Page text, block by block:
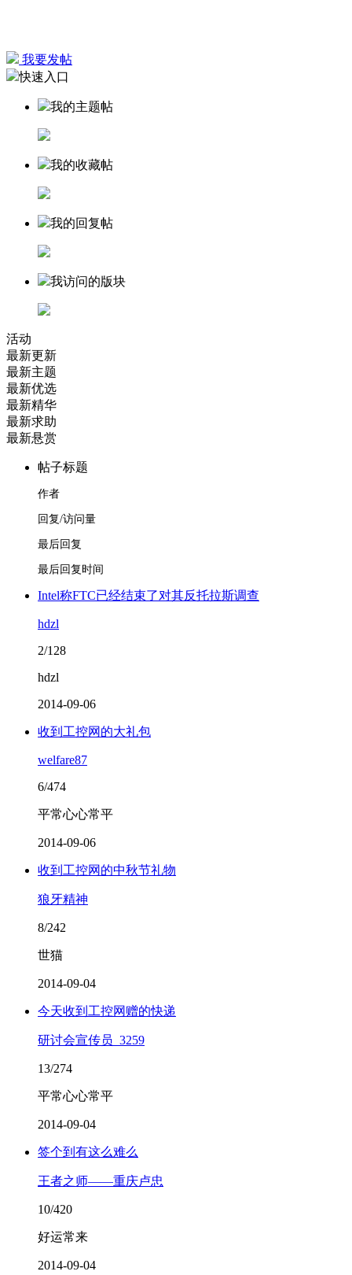
我要发帖
快速入口
我的主题帖
我的收藏帖
我的回复帖
我访问的版块
活动
最新更新
最新主题
最新优选
最新精华
最新求助
最新悬赏
帖子标题
作者
回复/访问量
最后回复
最后回复时间
Intel称FTC已经结束了对其反托拉斯调查
hdzl
2/128
hdzl
2014-09-06
收到工控网的大礼包
welfare87
6/474
平常心心常平
2014-09-06
收到工控网的中秋节礼物
狼牙精神
8/242
世猫
2014-09-04
今天收到工控网赠的快递
研讨会宣传员_3259
13/274
平常心心常平
2014-09-04
签个到有这么难么
王者之师——重庆卢忠
10/420
好运常来
2014-09-04